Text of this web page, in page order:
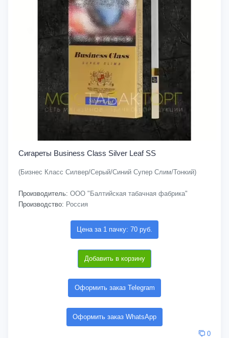
Сигареты Business Class Silver Leaf SS
(Бизнес Класс Силвер/Серый/Синий Супер Слим/Тонкий)
Производитель: ООО "Балтийская табачная фабрика"
Производство: Россия
Цена за 1 пачку: 70 руб.
Добавить в корзину
Оформить заказ Telegram
Оформить заказ WhatsApp
0